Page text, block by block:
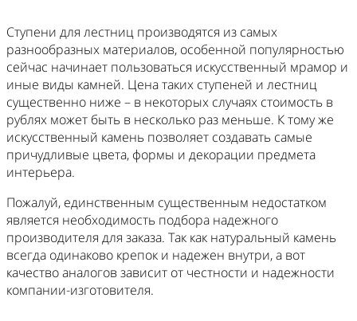
Ступени для лестниц производятся из самых
разнообразных материалов, особенной популярностью
сейчас начинает пользоваться искусственный мрамор и
иные виды камней. Цена таких ступеней и лестниц
существенно ниже – в некоторых случаях стоимость в
рублях может быть в несколько раз меньше. К тому же
искусственный камень позволяет создавать самые
причудливые цвета, формы и декорации предмета
интерьера.
Пожалуй, единственным существенным недостатком
является необходимость подбора надежного
производителя для заказа. Так как натуральный камень
всегда одинаково крепок и надежен внутри, а вот
качество аналогов зависит от честности и надежности
компании-изготовителя.